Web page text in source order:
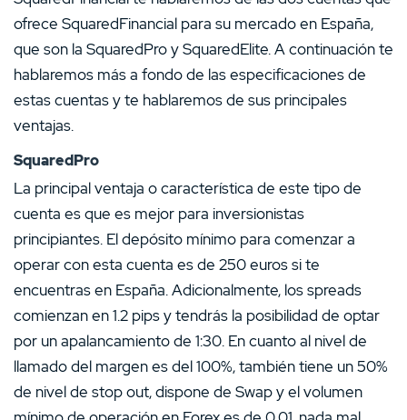
ofrece SquaredFinancial para su mercado en España,
que son la SquaredPro y SquaredElite. A continuación te
hablaremos más a fondo de las especificaciones de
estas cuentas y te hablaremos de sus principales
ventajas.
SquaredPro
La principal ventaja o característica de este tipo de
cuenta es que es mejor para inversionistas
principiantes. El depósito mínimo para comenzar a
operar con esta cuenta es de 250 euros si te
encuentras en España. Adicionalmente, los spreads
comienzan en 1.2 pips y tendrás la posibilidad de optar
por un apalancamiento de 1:30. En cuanto al nivel de
llamado del margen es del 100%, también tiene un 50%
de nivel de stop out, dispone de Swap y el volumen